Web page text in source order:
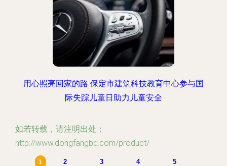
用心照亮回家的路 保定市建筑科技教育中心参与国
际失踪儿童日助力儿童安全
如若转载，请注明出处：
http://www.dongfangbd.com/product/
1 2 3 4 5